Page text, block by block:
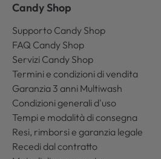
Candy Shop
Supporto Candy Shop
FAQ Candy Shop
Servizi Candy Shop
Termini e condizioni di vendita
Garanzia 3 anni Multiwash
Condizioni generali d'uso
Tempi e modalità di consegna
Resi, rimborsi e garanzia legale
Recedi dal contratto